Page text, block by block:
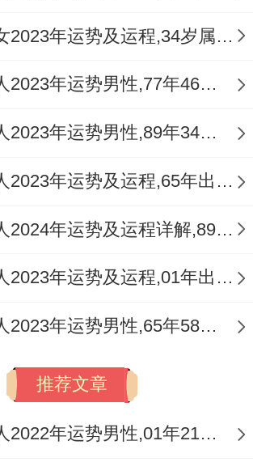
谐~岁岁安康乐无疆。
吉，嫁娶之时运势起。
谐、坚实基础情不离！
香浓，岁末年初暖意融。
久~包容百味暖心胸。
希望呈。
的日期为农历~吉日仅供参考,
1989年属蛇女2023年运势及运程,34岁属蛇人2023全年每月运势女性如何
1977年属蛇人2023年运势男性,77年46岁属蛇男2023年每月运程怎么样
1989年属蛇人2023年运势男性,89年34岁属蛇男2023年每月运程怎么样
1965年属蛇人2023年运势及运程,65年出生的58岁生肖蛇2023年每月运势详解
1989年属蛇人2024年运势及运程详解,89年出生35岁肖蛇人在2024全年每月运势完整版
2001年属蛇人2023年运势及运程,01年出生的22岁生肖蛇2023年每月运势详解
1965年属蛇人2023年运势男性,65年58岁属蛇男2023年每月运程怎么样
推荐文章
2001年属蛇人2022年运势男性,01年21岁属蛇男2022年每月运程怎么样